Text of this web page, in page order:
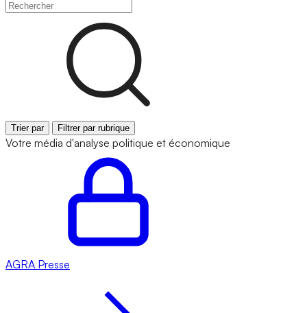
Trier par Filtrer par rubrique
Votre média d'analyse politique et économique
AGRA Presse